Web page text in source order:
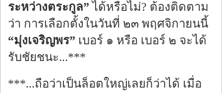
ระหว่างตระกูล”ได้หรือไม่? ต้องติดตาม
ว่า การเลือกตั้งในวันที่ ๒๓ พฤศจิกายนนี้
“มุ่งเจริญพร” เบอร์ ๑ หรือ เบอร์ ๒ จะได้
รับชัยชนะ...***
***...ถือว่าเป็นล็อตใหญ่เลยก็ว่าได้ เมื่อ